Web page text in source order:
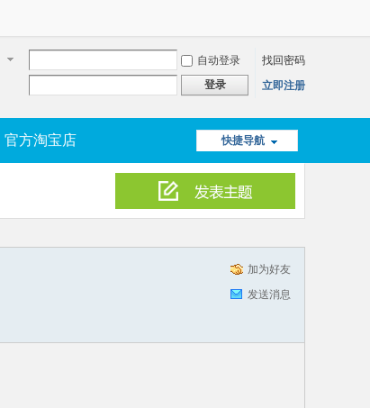
自动登录
找回密码
登录 立即注册
快捷导航
官方淘宝店
加为好友
发送消息